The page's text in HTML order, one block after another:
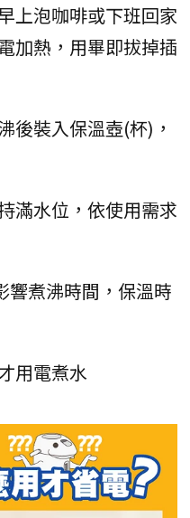
上泡咖啡或下班回家
加熱，用畢即拔掉插
後裝入保溫壺(杯)，
滿水位，依使用需求
響煮沸時間，保溫時
用電煮水